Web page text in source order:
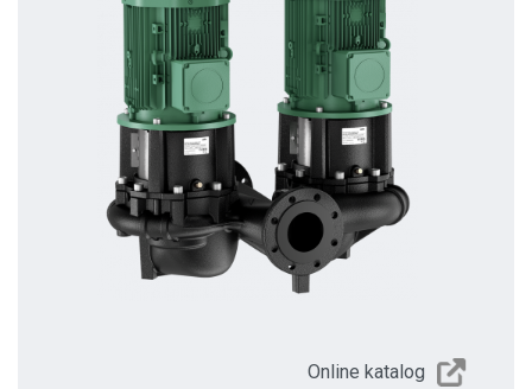
Online katalog